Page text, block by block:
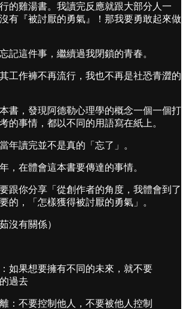
的雞湯書。我讀完反應就跟大部分人一
有『被討厭的勇氣』！那我要勇敢起來做
記這件事，繼續過我閉鎖的青春。
工作褲不再流行，我也不再是社恐青澀的
書，發現阿德勒心理學的概念一個一個打
的事情，都以不同的用語寫在紙上。
年讀完並不是真的「忘了」。
，在體會這本書要傳達的事情。
跟你分享「從創作者的角度，我體會到了
的，「怎樣獲得被討厭的勇氣」。
沒有關係）
如果想要擁有不同的未來，就不要
過去
：不要控制他人，不要被他人控制